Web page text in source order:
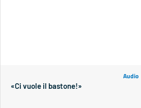
Audio
«Ci vuole il bastone!»